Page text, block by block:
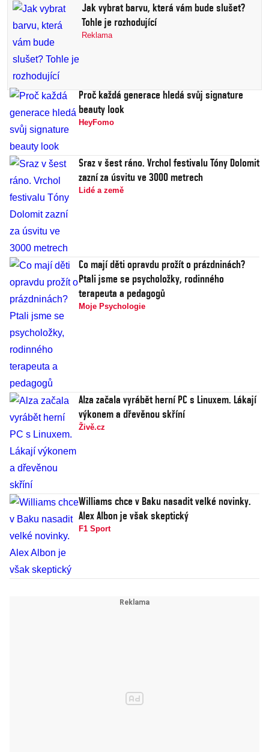
Jak vybrat barvu, která vám bude slušet?
Tohle je rozhodující
Reklama
Proč každá generace hledá svůj signature
beauty look
HeyFomo
Sraz v šest ráno. Vrchol festivalu Tóny Dolomit
zazní za úsvitu ve 3000 metrech
Lidé a země
Co mají děti opravdu prožít o prázdninách?
Ptali jsme se psycholožky, rodinného
terapeuta a pedagogů
Moje Psychologie
Alza začala vyrábět herní PC s Linuxem. Lákají
výkonem a dřevěnou skříní
Živě.cz
Williams chce v Baku nasadit velké novinky.
Alex Albon je však skeptický
F1 Sport